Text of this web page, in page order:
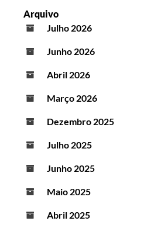
Arquivo
Julho 2026
Junho 2026
Abril 2026
Março 2026
Dezembro 2025
Julho 2025
Junho 2025
Maio 2025
Abril 2025